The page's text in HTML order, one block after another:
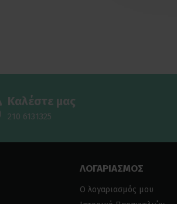
Καλέστε μας
210 6131325
ΛΟΓΑΡΙΑΣΜΟΣ
Ο λογαριασμός μου